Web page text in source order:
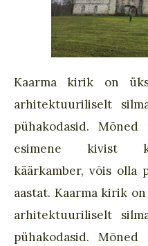
Kaarma kirik on
arhitektuuriliselt
pühakodasid.
esimene kivist
käärkamber, võis olla
aastat. Kaarma kirik
arhitektuuriliselt
pühakodasid.